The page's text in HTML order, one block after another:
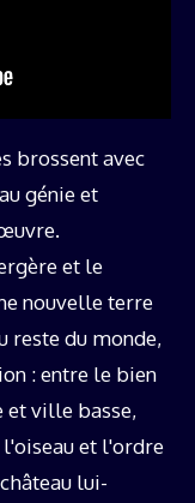
brossent avec
génie et
et le
nouvelle terre
reste du monde,
: entre le bien
et ville basse,
et l'ordre
lui-